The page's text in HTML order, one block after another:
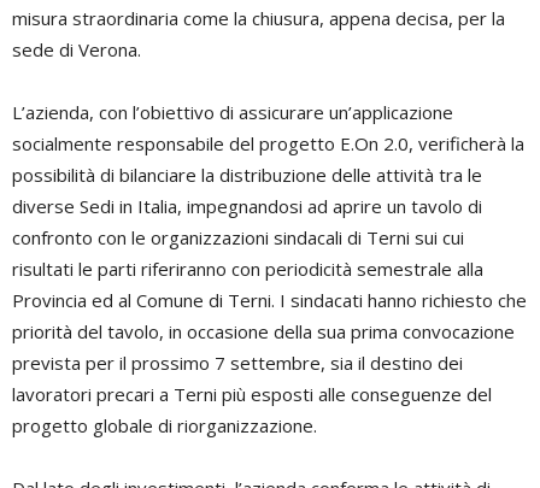
misura straordinaria come la chiusura, appena decisa, per la
sede di Verona.
L’azienda, con l’obiettivo di assicurare un’applicazione
socialmente responsabile del progetto E.On 2.0, verificherà la
possibilità di bilanciare la distribuzione delle attività tra le
diverse Sedi in Italia, impegnandosi ad aprire un tavolo di
confronto con le organizzazioni sindacali di Terni sui cui
risultati le parti riferiranno con periodicità semestrale alla
Provincia ed al Comune di Terni. I sindacati hanno richiesto che
priorità del tavolo, in occasione della sua prima convocazione
prevista per il prossimo 7 settembre, sia il destino dei
lavoratori precari a Terni più esposti alle conseguenze del
progetto globale di riorganizzazione.